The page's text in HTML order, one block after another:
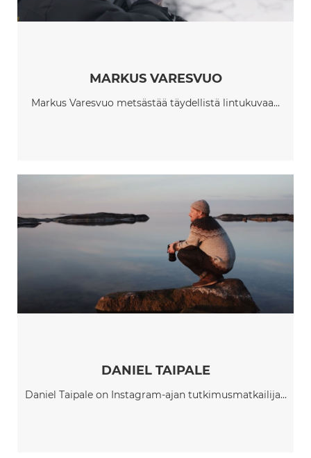
MARKUS VARESVUO
Markus Varesvuo metsästää täydellistä lintukuvaa...
DANIEL TAIPALE
Daniel Taipale on Instagram-ajan tutkimusmatkailija...